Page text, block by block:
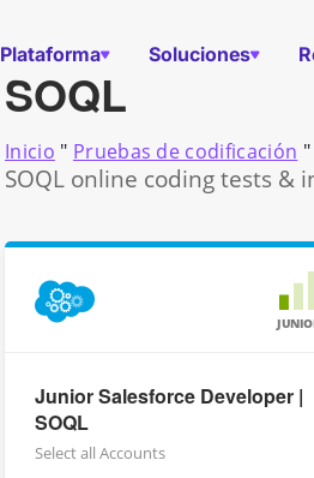
Plataforma Soluciones
SOQL
Inicio " Pruebas de codificación "
SOQL online coding tests &
Junior Salesforce Developer |
SOQL
Select all Accounts